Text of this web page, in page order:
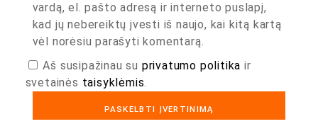
vardą, el. pašto adresą ir interneto puslapį,
kad jų nebereiktų įvesti iš naujo, kai kitą kartą
vėl norėsiu parašyti komentarą.
Aš susipažinau su privatumo politika ir
svetainės taisyklėmis.